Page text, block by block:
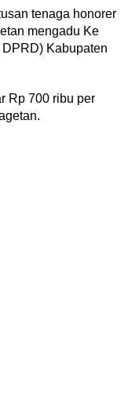
tenaga honorer
mengadu Ke
Kabupaten
Rp 700 ribu per